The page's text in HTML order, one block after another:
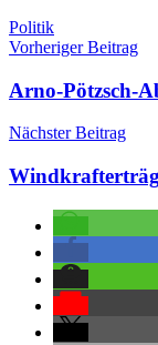
Schlagwörter
Politik
Vorheriger Beitrag
Arno-Pötzsch-
Nächster Beitrag